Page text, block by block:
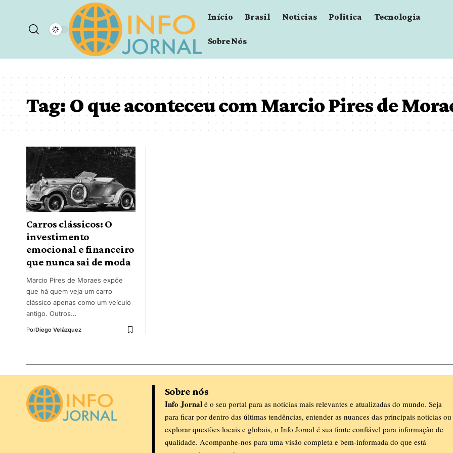
Início Brasil Noticias Politica Tecnologia
Sobre Nós
Tag: O que aconteceu com Marcio Pires de
Carros clássicos: O
investimento
emocional e financeiro
que nunca sai de moda
Marcio Pires de Moraes expõe
que há quem veja um carro
clássico apenas como um veículo
antigo. Outros…
PorDiego Velázquez
Sobre nós
Info Jornalé o seu portal para as notícias mais relevantes e atualizadas do mundo. Seja
para ficar por dentro das últimas tendências, entender as nuances das principais notícias ou
explorar questões locais e globais, o Info Jornal é sua fonte confiável para informação de
qualidade. Acompanhe-nos para uma visão completa e bem-informada do que está